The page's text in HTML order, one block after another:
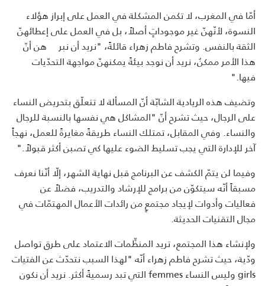
أمّا في المغرب، لا تكمن المشكلة في العمل على إبراز هؤلاء
النسوة، لأنّهنّ غير موجوداتٍ أصلاً، بل في العمل على إعطائهنّ
الثقة بالنفس. وتشرح فاطم زهراء قائلةً، "نريد أن نبر هن أنّ
هذا الأمر ممكنٌ، نريد أن نوجد بيئةً يمكنهنّ مواجهة التحدّيات
فيها."
وتضيف هذه الريادية الشابّة أنّ المسألة لا تتعلّق بتحريض النساء
على الرجال، حيث تشرح أنّ "المشاكل هي نفسها بالنسبة للرجال
والنساء. وفي المقابل، تمتلك النساء طريقةً مغايرةً للعمل، نهجاً
آخر للإدارة التي يجب تسليط الضوء عليها كي تصبن أكثر قبولاً."
وفيما لن يتمّ الكشف عن البرنامج قبل نهاية الشهر، إلّا أنّنا نعرف
مسبقاً أنّه سيتكوّن من برامج للإرشاد والتدريب، فضلاً عن
فعاليات وأدوات لإيجاد مجتمعٍ من رائدات الأعمال المهتمّات في
مجال التقنيات الحديثة.
ولإنشاء هذا المجتمع، تريد المنظِّمات الاعتماد على طرق تواصل
ودّية، حيث تشرح فاطم زهراء أنّه "لهذا السبب نتحدّث عن الفتيات
girls وليس النساء femmes التي تبد رسميةً أكثر. نريد أن نكون